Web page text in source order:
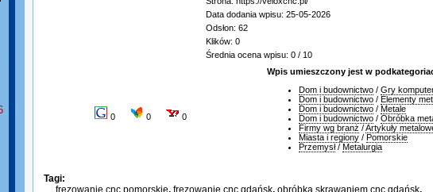
Data dodania wpisu: 25-05-2026
Odsłon: 62
Klików: 0
Średnia ocena wpisu: 0 / 10
0 0 0
Wpis umieszczony jest w
Dom i budownictwo / Gry
Dom i budownictwo / Elementy
Dom i budownictwo / Metale
Dom i budownictwo / Obróbka
Firmy wg branż /Artykuły
Miasta i regiony / Pomorskie
Przemysł/ Metalurgia
Tagi:
frezowanie cnc pomorskie, frezowanie cnc gdańsk, obróbka skrawaniem cnc gdańsk,